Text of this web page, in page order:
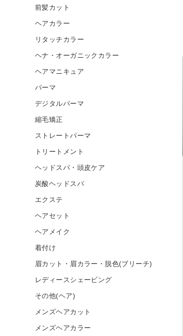
前髪カット
ヘアカラー
リタッチカラー
ヘナ・オーガニックカラー
ヘアマニキュア
パーマ
デジタルパーマ
縮毛矯正
ストレートパーマ
トリートメント
ヘッドスパ・頭皮ケア
炭酸ヘッドスパ
エクステ
ヘアセット
ヘアメイク
着付け
眉カット・眉カラー・脱色(ブリーチ)
レディースシェービング
その他(ヘア)
メンズヘアカット
メンズヘアカラー